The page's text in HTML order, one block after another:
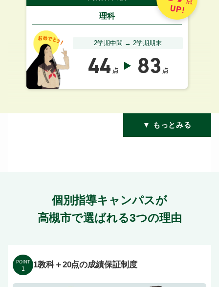
理科
2学期中間 → 2学期期末
44 点 83 点
UP!
▼ もっとみる
個別指導キャンパスが
高槻市で選ばれる3つの理由
POINT
1 1教科＋20点の成績保証制度